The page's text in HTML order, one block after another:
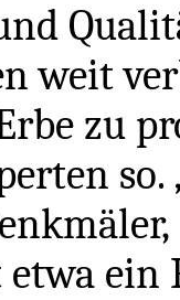
weit
zu
etwa